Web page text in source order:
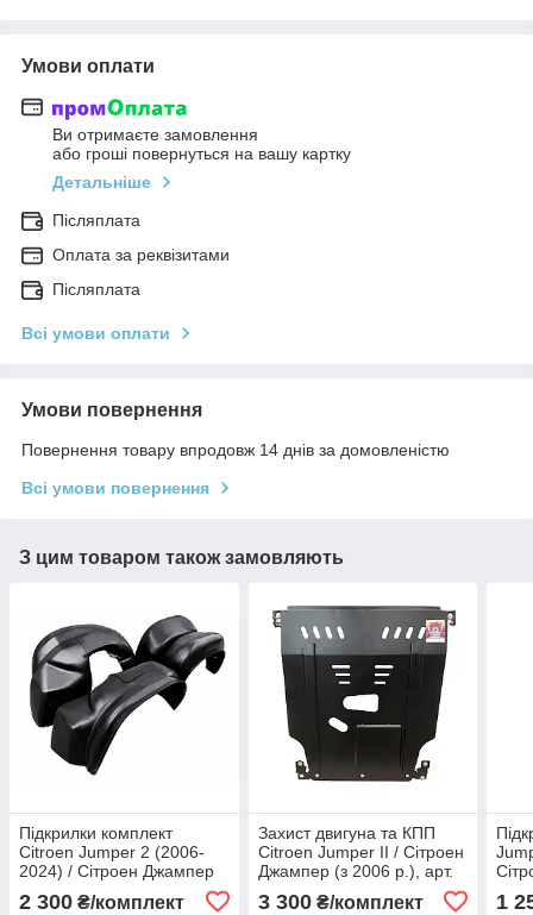
Умови оплати
Ви отримаєте замовлення
або гроші повернуться на вашу картку
Детальніше
Післяплата
Оплата за реквізитами
Післяплата
Всі умови оплати
Умови повернення
Повернення товару впродовж 14 днів за домовленістю
Всі умови повернення
З цим товаром також замовляють
Підкрилки комплект
Citroen Jumper 2 (2006-
2024) / Сітроен Джампер
2 300 ₴/комплект
Захист двигуна та КПП
Citroen Jumper II / Сітроен
Джампер (з 2006 р.), арт.
3 300₴/комплект 1